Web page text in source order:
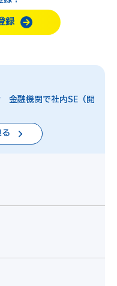
録
金融機関で社内SE（開